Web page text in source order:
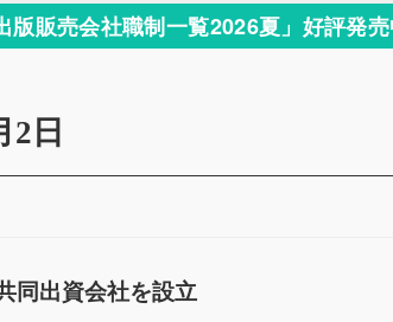
版販売会社職制一覧2026夏」好評発
2日
同出資会社を設立